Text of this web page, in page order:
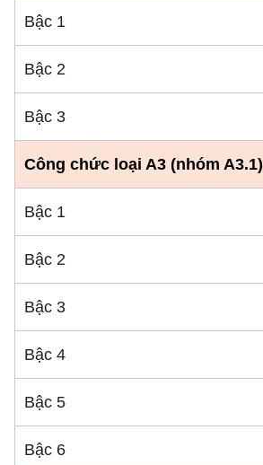
Bậc 1
Bậc 2
Bậc 3
Công chức loại A3 (nhóm A3.1)
Bậc 1
Bậc 2
Bậc 3
Bậc 4
Bậc 5
Bậc 6